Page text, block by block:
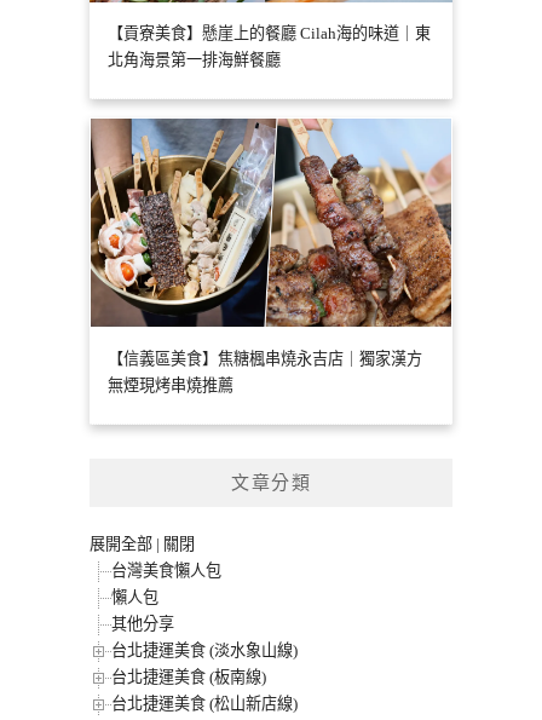
【貢寮美食】懸崖上的餐廳 Cilah海的味道｜東
北角海景第一排海鮮餐廳
【信義區美食】焦糖楓串燒永吉店｜獨家漢方
無煙現烤串燒推薦
文章分類
展開全部 | 關閉
台灣美食懶人包
懶人包
其他分享
台北捷運美食 (淡水象山線)
台北捷運美食 (板南線)
台北捷運美食 (松山新店線)